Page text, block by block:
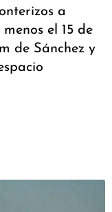
a
el 15 de
de Sánchez y